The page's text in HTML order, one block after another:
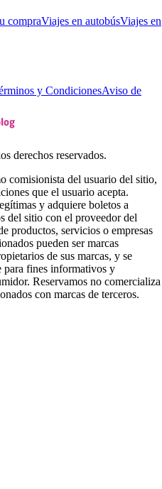
compraViajes en autobúsViajes en
y CondicionesAviso de
derechos reservados.
comisionista del usuario del sitio,
que el usuario acepta.
y adquiere boletos a
del sitio con el proveedor del
productos, servicios o empresas
pueden ser marcas
de sus marcas, y se
para fines informativos y
Reservamos no comercializa
con marcas de terceros.